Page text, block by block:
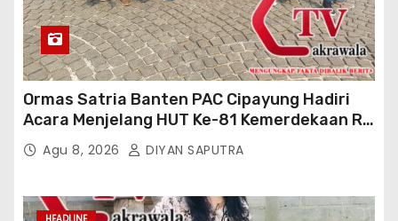
Ormas Satria Banten PAC Cipayung Hadiri
Acara Menjelang HUT Ke-81 Kemerdekaan RI
Di Silang Monas
Agu 8, 2026 DIYAN SAPUTRA